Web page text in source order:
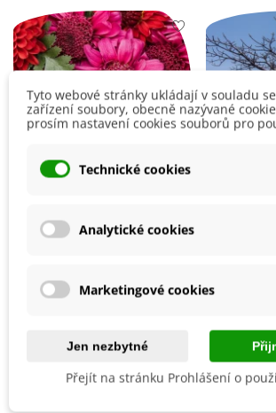
Letničky Zahradní sen v
červeném - směs - osivo
31 Kč
Baobab
Podobné články
Tyto webové stránky ukládají v souladu
zařízení soubory, obecně nazývané
prosím nastavení cookies souborů pro
Technické cookies
Analytické cookies
Marketingové cookies
Jen nezbytné
Přejít na stránku Prohlášení o